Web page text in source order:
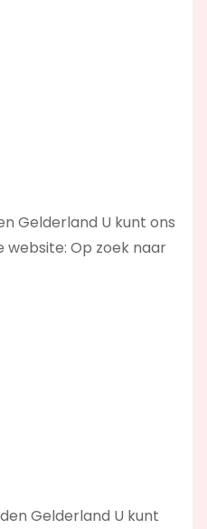
Gelderland U kunt ons
website: Op zoek naar
Gelderland U kunt